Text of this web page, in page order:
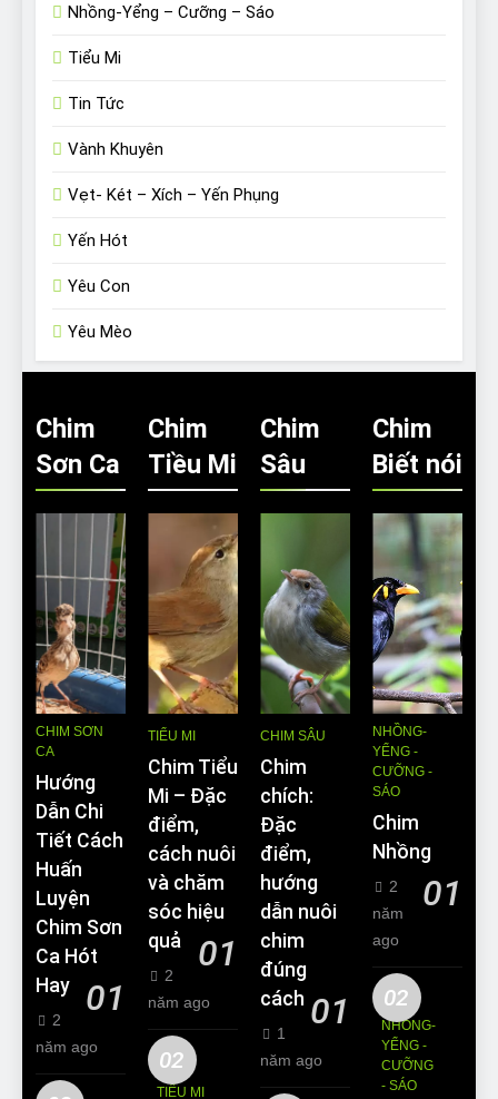
Nhồng-Yểng – Cưỡng – Sáo
Tiểu Mi
Tin Tức
Vành Khuyên
Vẹt- Két – Xích – Yến Phụng
Yến Hót
Yêu Con
Yêu Mèo
Chim
Sơn Ca
CHIM SƠN
CA
Hướng
Dẫn Chi
Tiết Cách
Huấn
Luyện
Chim Sơn
Ca Hót
Hay
01
2
năm ago
Chim
Tiều Mi
TIỂU MI
Chim Tiểu
Mi – Đặc
điểm,
cách nuôi
và chăm
sóc hiệu
quả
01
2
năm ago
02
TIỂU MI
Chim
Sâu
CHIM SÂU
Chim
chích:
Đặc
điểm,
hướng
dẫn nuôi
chim
đúng
cách 01
1
năm ago
Chim
Biết nói
NHỒNG-
YỂNG -
CƯỠNG -
SÁO
Chim
Nhồng
01
2
năm
ago
02
NHỒNG-
YỂNG -
CƯỠNG
- SÁO